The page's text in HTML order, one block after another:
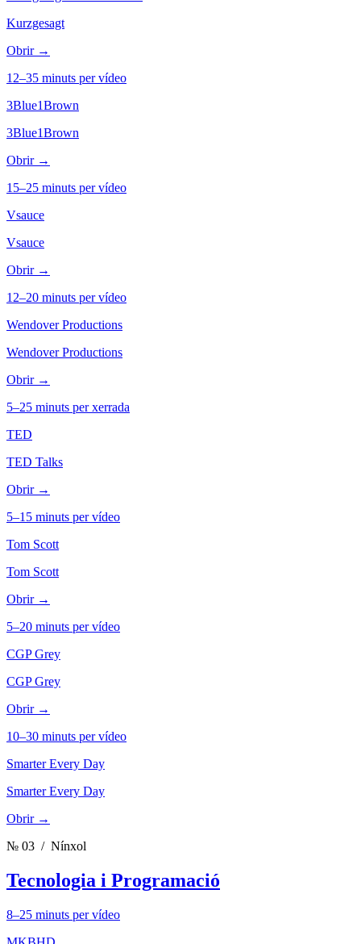
Kurzgesagt
Obrir →
12–35 minuts per vídeo
3Blue1Brown
3Blue1Brown
Obrir →
15–25 minuts per vídeo
Vsauce
Vsauce
Obrir →
12–20 minuts per vídeo
Wendover Productions
Wendover Productions
Obrir →
5–25 minuts per xerrada
TED
TED Talks
Obrir →
5–15 minuts per vídeo
Tom Scott
Tom Scott
Obrir →
5–20 minuts per vídeo
CGP Grey
CGP Grey
Obrir →
10–30 minuts per vídeo
Smarter Every Day
Smarter Every Day
Obrir →
№ 03 / Nínxol
Tecnologia i Programació
8–25 minuts per vídeo